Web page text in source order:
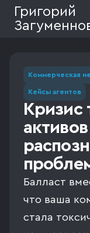
Григорий
Коммерческая
Кейсы агентов
Кризис
Балласт
что ваша
стала